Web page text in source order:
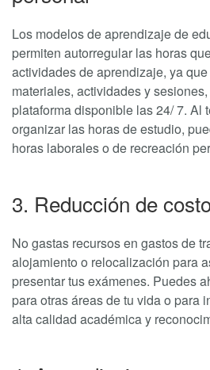
Los modelos de aprendizaje de
permiten autorregular las horas
actividades de aprendizaje, ya
materiales, actividades y
plataforma disponible las 24/ 7. Al
organizar las horas de estudio,
horas laborales o de recreación
3. Reducción de
No gastas recursos en gastos de
alojamiento o relocalización para
presentar tus exámenes. Puedes
para otras áreas de tu vida o para
alta calidad académica y